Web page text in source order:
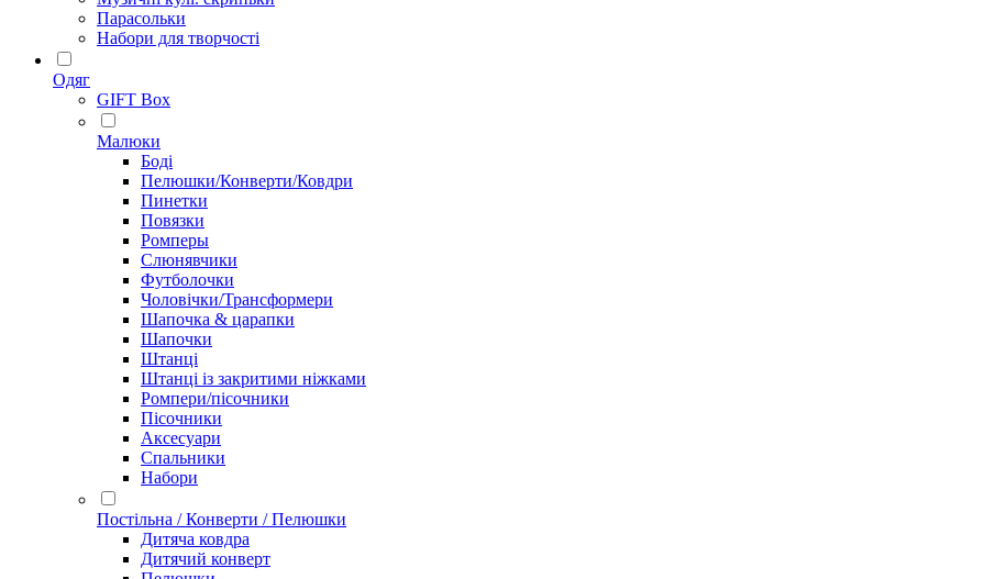
Парасольки
Набори для творчості
Одяг
GIFT Box
Малюки
Боді
Пелюшки/Конверти/Ковдри
Пинетки
Повязки
Ромперы
Слюнявчики
Футболочки
Чоловічки/Трансформери
Шапочка & царапки
Шапочки
Штанці
Штанці із закритими ніжками
Ромпери/пісочники
Пісочники
Аксесуари
Спальники
Набори
Постільна / Конверти / Пелюшки
Дитяча ковдра
Дитячий конверт